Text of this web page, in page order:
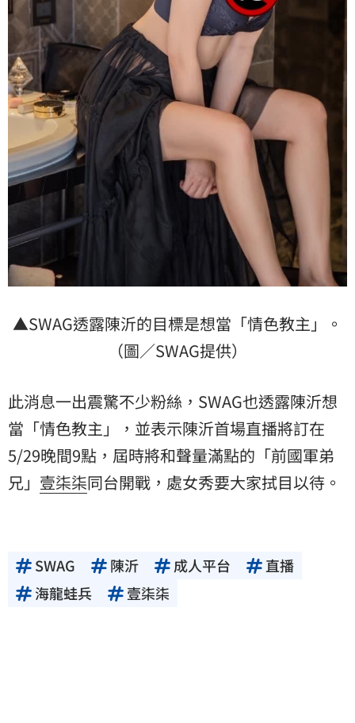
▲SWAG透露陳沂的目標是想當「情色教主」。
（圖／SWAG提供）
此消息一出震驚不少粉絲，SWAG也透露陳沂想
當「情色教主」，並表示陳沂首場直播將訂在
5/29晚間9點，屆時將和聲量滿點的「前國軍弟
兄」 壹柒柒同台開戰，處女秀要大家拭目以待。
SWAG 陳沂 成人平台
直播
海龍蛙兵
壹柒柒